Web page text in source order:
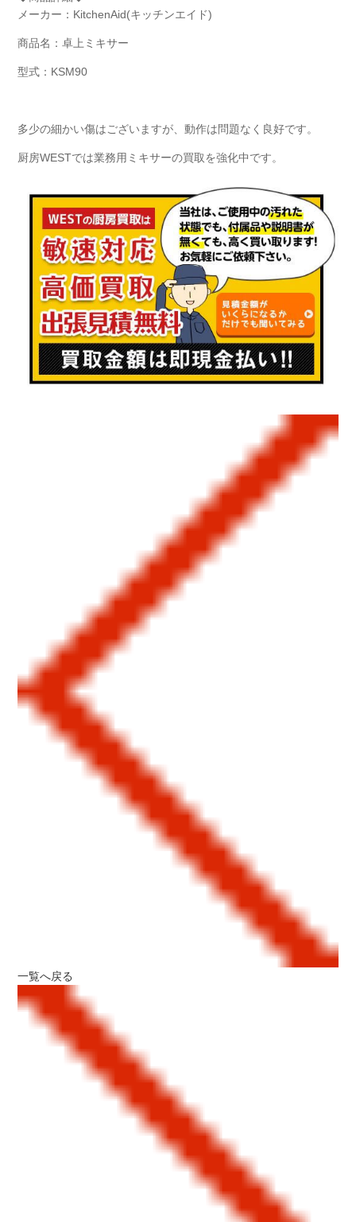
メーカー：KitchenAid(キッチンエイド)
商品名：卓上ミキサー
型式：KSM90
多少の細かい傷はございますが、動作は問題なく良好です。
厨房WESTでは業務用ミキサーの買取を強化中です。
一覧へ戻る